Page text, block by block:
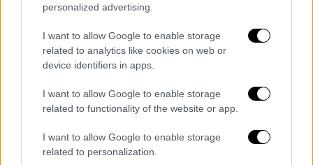
personalized advertising.
I want to allow Google to enable storage
related to analytics like cookies on web or
device identifiers in apps.
I want to allow Google to enable storage
related to functionality of the website or app.
I want to allow Google to enable storage
related to personalization.
«Η Ουκρανία να είναι στην πιο ισχυρή
κατά το δυνατόν θέση μέσα στους
επόμενους μήνες»
πρωθυπουργός επανέλαβε ότι είναι
«σημαντικό να φροντίσουμε» ώστε η
Ουκρανία «να είναι στην πιο ισχυρή κατά το
δυνατόν θέση μέσα στους επόμενους μήνες,